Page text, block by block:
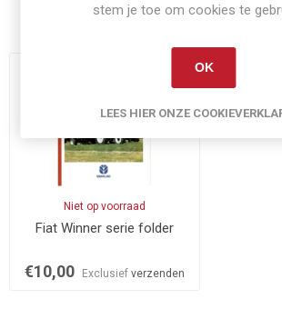
Gerelateerde
Niet op voorraad
Fiat Winner serie folder
€10,00 Exclusief verzenden
stem je toe om cookies te
OK
LEES HIER ONZE